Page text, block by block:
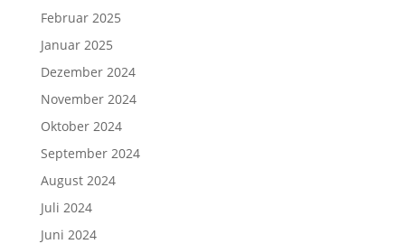
Februar 2025
Januar 2025
Dezember 2024
November 2024
Oktober 2024
September 2024
August 2024
Juli 2024
Juni 2024